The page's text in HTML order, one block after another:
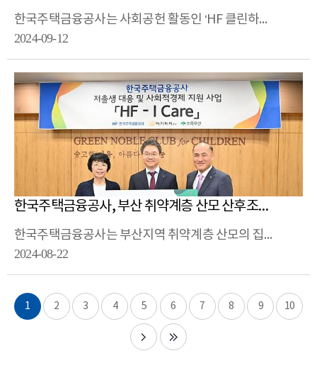
한국주택금융공사는 사회공헌 활동인 ‘HF 클린하우스’를 통해 부산사회복지공동모금회에 기부금을 전달했습니다.
2024-09-12
한국주택금융공사, 부산 취약계층 산모 산후조리 돕는다
한국주택금융공사는 부산지역 취약계층 산모의 집을 방문해 산후조리 등을 돕는 ‘HF-I Care 사업’을 위해 초록우산어린이재단에 기부금을 전달했습니다.
2024-08-22
1 2 3 4 5 6 7 8 9 10